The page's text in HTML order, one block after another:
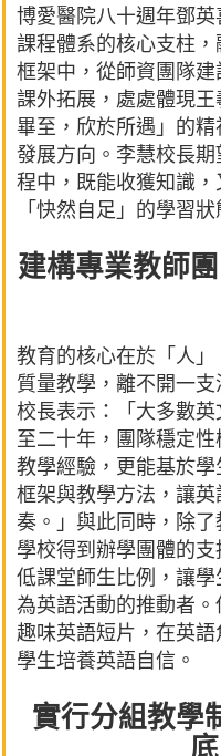
博愛醫院八十週年鄧
課程體系的核心支柱
框架中，從師資團隊
課外拓展，處處體現
畢至，欣於所遇」的
發展方向。李慧校長
程中，既能收獲知識
「快然自足」的學習狀
建構專業教師
教育的核心在於「人
質量教學，離不開一
校長表示：「大多數
至二十年，團隊穩定
教學經驗，更能基於
框架與教學方法，讓
奏。」與此同時，除
學校得到辦學團體的
低課堂師生比例，讓
為英語活動的推動者
趣味英語短片，在英
學生培養英語自信。
實行分組教